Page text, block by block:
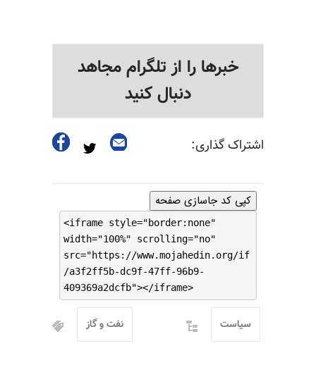
خبرها را از تلگرام مجاهد
دنبال کنید
اشتراک گذاری:
کپی کد جاسازی صفحه
<iframe style="border:none"
width="100%" scrolling="no"
src="https://www.mojahedin.org/if
/a3f2ff5b-dc9f-47ff-96b9-
409369a2dcfb"></iframe>
نفت و گاز سیاست